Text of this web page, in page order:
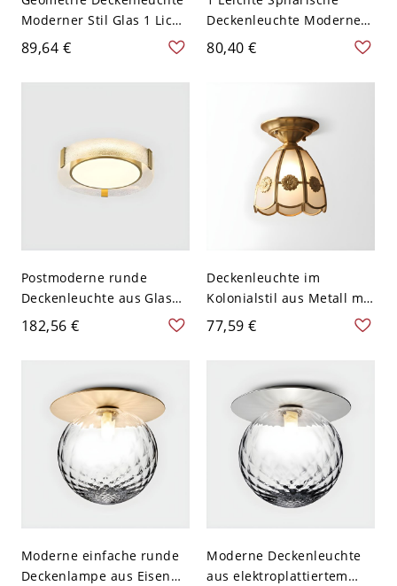
Moderner Stil Glas 1 Licht
Deckenleuchte - 110V-
120V 20,32 cm
Durchsichtig mit
89,64 €
Deckenleuchte Modernes
Stil Glas
Deckenbeleuchtung für
Restaurant - 110V-120V
80,40 €
Postmoderne runde
Deckenleuchte aus Glas
mit LED-Technologie für
das Wohnzimmer - 110V-
182,56 €
Deckenleuchte im
Kolonialstil aus Metall mit
1 Licht in Bronze - 110V-
120V 17,78 cm
77,59 €
Moderne einfache runde
Deckenlampe aus Eisen
Moderne Deckenleuchte
aus elektroplattiertem